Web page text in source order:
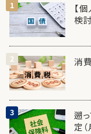
【
検
消
遡
定